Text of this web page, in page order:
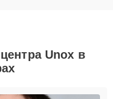
Unox в